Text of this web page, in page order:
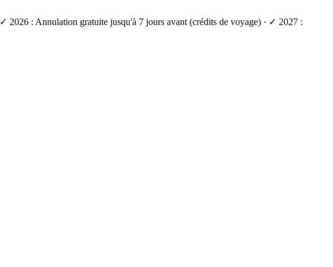
✓ 2026 : Annulation gratuite jusqu'à 7 jours avant (crédits de voyage) · ✓ 2027 :